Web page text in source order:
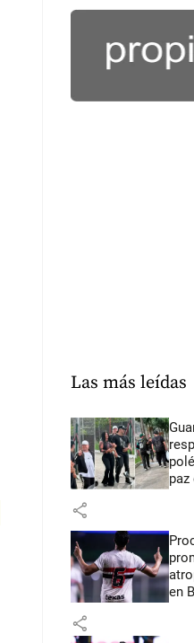
Las más leídas
paz
share
en
share